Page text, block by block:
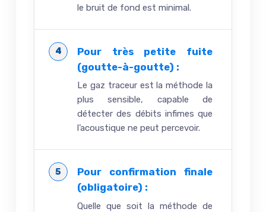
le bruit de fond est minimal.
Pour très petite fuite
(goutte-à-goutte) :
Le gaz traceur est la méthode la
plus sensible, capable de
détecter des débits infimes que
l’acoustique ne peut percevoir.
Pour confirmation finale
(obligatoire) :
Quelle que soit la méthode de